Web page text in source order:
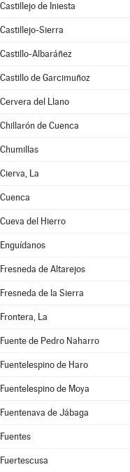
Castillejo de Iniesta
Castillejo-Sierra
Castillo-Albaráñez
Castillo de Garcimuñoz
Cervera del Llano
Chillarón de Cuenca
Chumillas
Cierva, La
Cuenca
Cueva del Hierro
Enguídanos
Fresneda de Altarejos
Fresneda de la Sierra
Frontera, La
Fuente de Pedro Naharro
Fuentelespino de Haro
Fuentelespino de Moya
Fuentenava de Jábaga
Fuentes
Fuertescusa